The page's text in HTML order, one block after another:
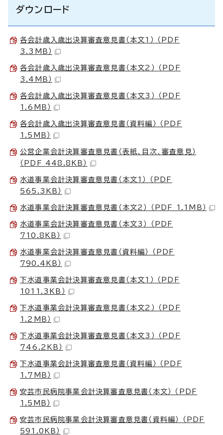
ダウンロード
各会計歳入歳出決算審査意見書（本文1） （PDF
3.3MB）
各会計歳入歳出決算審査意見書（本文2） （PDF
3.4MB）
各会計歳入歳出決算審査意見書（本文3） （PDF
1.6MB）
各会計歳入歳出決算審査意見書（資料編） （PDF
1.5MB）
公営企業会計決算審査意見書（表紙、目次、審査意見）
（PDF 448.8KB）
水道事業会計決算審査意見書（本文1） （PDF
565.3KB）
水道事業会計決算審査意見書（本文2） （PDF 1.1MB）
水道事業会計決算審査意見書（本文3） （PDF
710.8KB）
水道事業会計決算審査意見書（資料編） （PDF
790.4KB）
下水道事業会計決算審査意見書（本文1） （PDF
1011.3KB）
下水道事業会計決算審査意見書（本文2） （PDF
1.2MB）
下水道事業会計決算審査意見書（本文3） （PDF
746.2KB）
下水道事業会計決算審査意見書（資料編） （PDF
1.7MB）
安芸市民病院事業会計決算審査意見書（本文） （PDF
1.5MB）
安芸市民病院事業会計決算審査意見書（資料編） （PDF
591.0KB）